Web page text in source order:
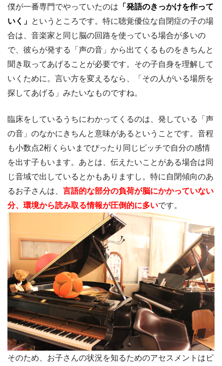
僕が一番専門でやっていたのは 「発語のきっかけを作って
いく」 というところです。特に聴覚優位な自閉症の子の場
合は、音楽家と同じ脳の回路を使っている場合が多いの
で、彼らが発する「声の音」から出てくるものをきちんと
聞き取ってあげることが必要です。その子自身を理解して
いくために。言い方を変えるなら、「その人がいる場所を
探してあげる」みたいなものですね。
臨床をしているうちにわかってくるのは、発している「声
の音」のなかにきちんと意味があるということです。音程
も小数点2桁くらいまでぴったり同じピッチで自分の感情
を出す子もいます。あとは、伝えたいことがある場合は同
じ音域で出しているとかもありますし。特に自閉傾向のあ
るお子さんは、 言語的な部分の負荷が脳にかかっていない
分、環境から読み取る情報が圧倒的に多いです。
そのため、お子さんの状況を知るためのアセスメントはビ